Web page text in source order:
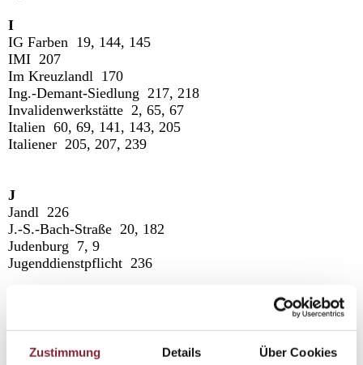
Zustimmung Details Über Cookies
I
IG Farben 19, 144, 145
IMI 207
Im Kreuzlandl 170
Ing.-Demant-Siedlung 217, 218
Invalidenwerkstätte 2, 65, 67
Italien 60, 69, 141, 143, 205
Italiener 205, 207, 239
J
Jandl 226
J.-S.-Bach-Straße 20, 182
Judenburg 7, 9
Jugenddienstpflicht 236
Käfergut 35, 95, 146
Kaiserin-Elisabeth-Bahn 26